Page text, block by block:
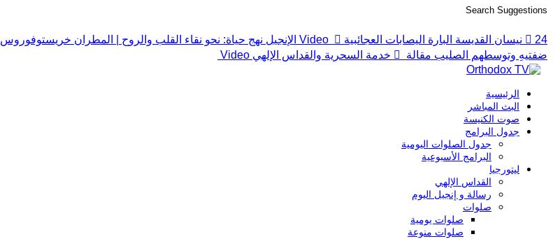
Search Suggestions
24 نيسان القديسة البارة اليصابات العجائبية Video الإنجيل نهج حياة: نحو نقاء القلب والروح | المطران خريستوفوروس
ضفتيهِ وتوسطهم الصليب مقالة خدمة السحرية والقداس الإلهي Video
الرئيسية
البث المباشر
صوت الكنيسة
جدول البرامج
جدول الصلوات اليومية
البرامج الأسبوعية
ليتورجيا
القداس الإلهي
رسالة و إنجيل اليوم
صلوات
صلوات يومية
صلوات منوعة